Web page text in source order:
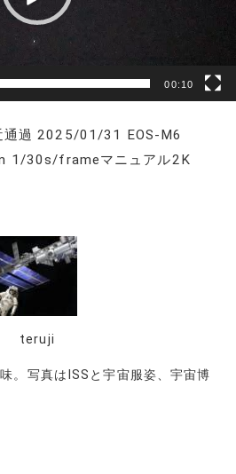
00:10
過 2025/01/31 EOS-M6
1/30s/frameマニュアル2K
teruji
。写真はISSと宇宙服姿、宇宙博